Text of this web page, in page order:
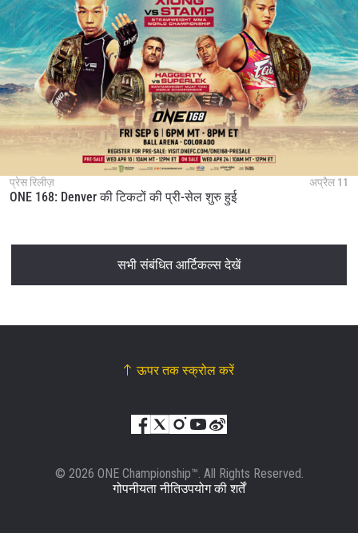
प्रेस रिलीज़ अप्रैल 11
ONE 168: Denver की टिकटों की प्री-सेल शुरु हुई
सभी संबंधित आर्टिकल्स देखें
ऊपर तक स्क्रोल करें
© 2026 ONE Championship™. All Rights Reserved.
गोपनीयता नीतिउपयोग की शर्तें